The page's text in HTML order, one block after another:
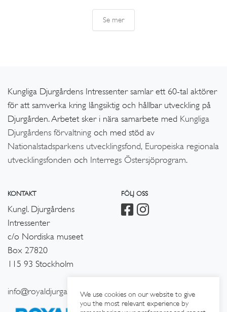
Se mer
Kungliga Djurgårdens Intressenter samlar ett 60-tal aktörer
för att samverka kring långsiktig och hållbar utveckling på
Djurgården. Arbetet sker i nära samarbete med Kungliga
Djurgårdens förvaltning och med stöd av
Nationalstadsparkens utvecklingsfond, Europeiska regionala
utvecklingsfonden och Interregs Östersjöprogram.
KONTAKT
Kungl. Djurgårdens
Intressenter
c/o Nordiska museet
Box 27820
115 93 Stockholm
info@royaldjurgarden.se
FÖLJ OSS
We use cookies on our website to give
you the most relevant experience by